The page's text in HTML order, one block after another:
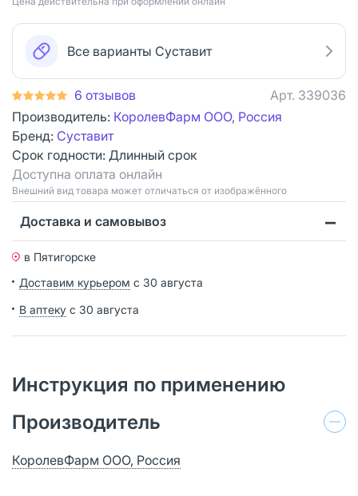
Все варианты Суставит
6 отзывов Арт. 339036
Производитель: КоролевФарм ООО, Россия
Бренд: Суставит
Срок годности: Длинный срок
Доступна оплата онлайн
Bнешний вид товара может отличаться от изображённого
Доставка и самовывоз
в Пятигорске
Доставим курьером с 30 августа
В аптеку с 30 августа
Инструкция по применению
Производитель
КоролевФарм ООО, Россия